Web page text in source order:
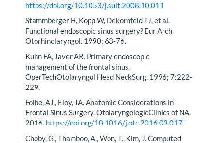
https://doi.org/10.1053/j.sult.2008.10.011
Stammberger H, Kopp W, Dekornfeld TJ, et al.
Functional endoscopic sinus surgery? Eur Arch
Otorhinolaryngol. 1990; 63-76.
Kuhn FA, Javer AR. Primary endoscopic
management of the frontal sinus.
OperTechOtolaryngol Head NeckSurg. 1996; 7:222-
229.
Folbe, AJ., Eloy, JA. Anatomic Considerations in
Frontal Sinus Surgery. OtolaryngologicClinics of NA.
2016. https://doi.org/10.1016/j.otc.2016.03.017
Choby, G., Thamboo, A., Won, T., Kim, J. Computed